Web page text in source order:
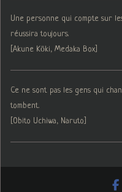
Une personne qui compte sur
réussira toujours.
[Akune Kōki, Medaka Box]
Ce ne sont pas les gens qui
tombent.
[Obito Uchiwa, Naruto]